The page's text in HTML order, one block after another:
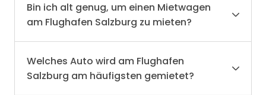
Bin ich alt genug, um einen Mietwagen
am Flughafen Salzburg zu mieten?
Welches Auto wird am Flughafen
Salzburg am häufigsten gemietet?